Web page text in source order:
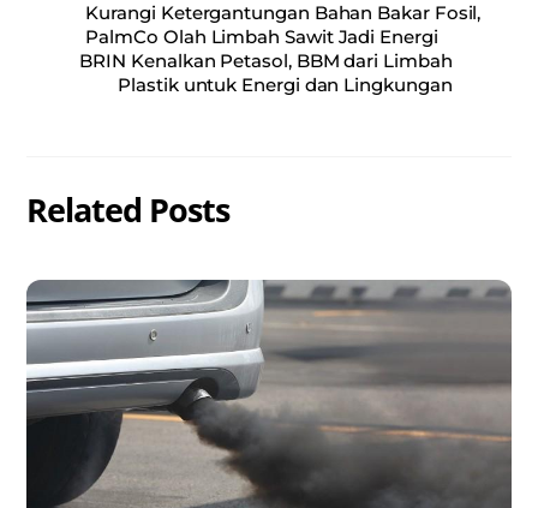
Kurangi Ketergantungan Bahan Bakar Fosil,
PalmCo Olah Limbah Sawit Jadi Energi
BRIN Kenalkan Petasol, BBM dari Limbah
Plastik untuk Energi dan Lingkungan
Related Posts